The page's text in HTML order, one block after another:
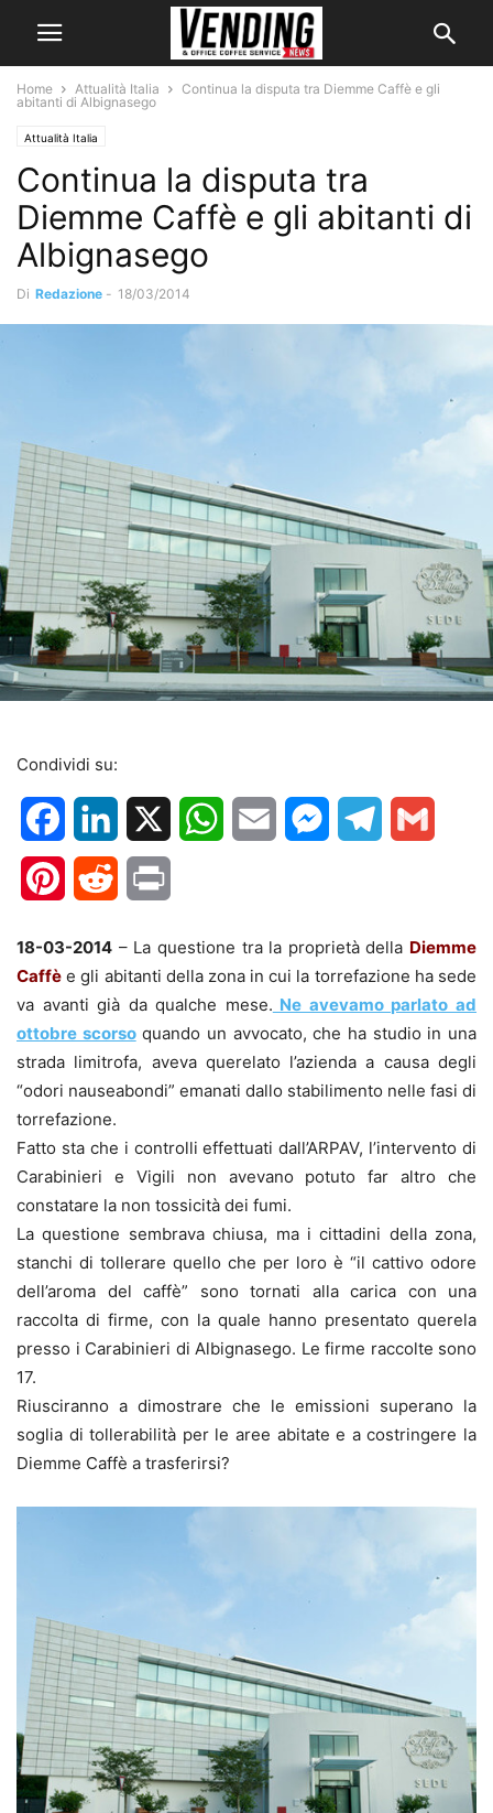
Home Attualità Italia
Continua la disputa tra Diemme Caffè e gli
abitanti di Albignasego
Attualità Italia
Continua la disputa tra
Diemme Caffè e gli abitanti di
Albignasego
Di Redazione - 18/03/2014
Condividi su:
FacebookLinkedIn WhatsApp
Email MessengerTelegram
PinterestReddit
18-03-2014 – La questione tra la proprietà della Diemme
Caffè e gli abitanti della zona in cui la torrefazione ha sede
va avanti già da qualche mese. Ne avevamo parlato ad
ottobre scorsoquando un avvocato, che ha studio in una
strada limitrofa, aveva querelato l’azienda a causa degli
“odori nauseabondi” emanati dallo stabilimento nelle fasi di
torrefazione.
Fatto sta che i controlli effettuati dall’ARPAV, l’intervento di
Carabinieri e Vigili non avevano potuto far altro che
constatare la non tossicità dei fumi.
La questione sembrava chiusa, ma i cittadini della zona,
stanchi di tollerare quello che per loro è “il cattivo odore
dell’aroma del caffè” sono tornati alla carica con una
raccolta di firme, con la quale hanno presentato querela
presso i Carabinieri di Albignasego. Le firme raccolte sono
17.
Riusciranno a dimostrare che le emissioni superano la
soglia di tollerabilità per le aree abitate e a costringere la
Diemme Caffè a trasferirsi?